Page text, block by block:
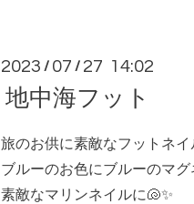
2023 / 07 / 27 14:02
地中海フット
旅のお供に素敵なフットネイ
ブルーのお色にブルーのマ
素敵なマリンネイルに🐚✨